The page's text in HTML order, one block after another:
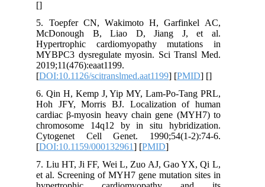
5. Toepfer CN, Wakimoto H,
McDonough B, Liao D, Jiang
Hypertrophic cardiomyopathy
MYBPC3 dysregulate myosin. Sci
2019;11(476):eaat1199.
[DOI:10.1126/scitranslmed.aat1199
6. Qin H, Kemp J, Yip MY, Lam-Po-
Hoh JFY, Morris BJ. Localization
cardiac β-myosin heavy chain gene
chromosome 14q12 by in situ
Cytogenet Cell Genet. 1990;54(1-
[DOI:10.1159/000132961
7. Liu HT, Ji FF, Wei L, Zuo AJ, Gao
et al. Screening of MYH7 gene